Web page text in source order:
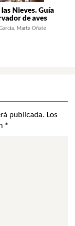
Nieves. Guía
de aves
Marta Oñate
publicada. Los
*